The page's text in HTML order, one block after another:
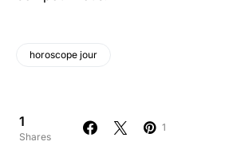
horoscope jour
1
Shares
1